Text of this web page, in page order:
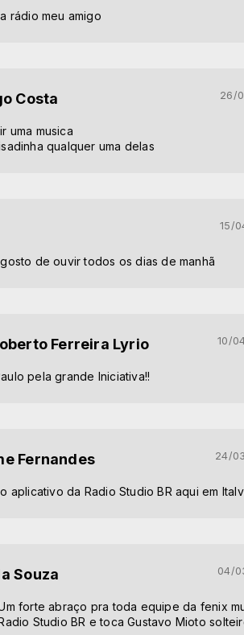
rádio meu amigo
Costa 26/
uma musica
qualquer uma delas
15/
de ouvir todos os dias de manhã
Ferreira Lyrio 10/
pela grande Iniciativa!!
Fernandes 24/
aplicativo da Radio Studio BR aqui em
Souza 04/
forte abraço pra toda equipe da fenix
Studio BR e toca Gustavo Mioto